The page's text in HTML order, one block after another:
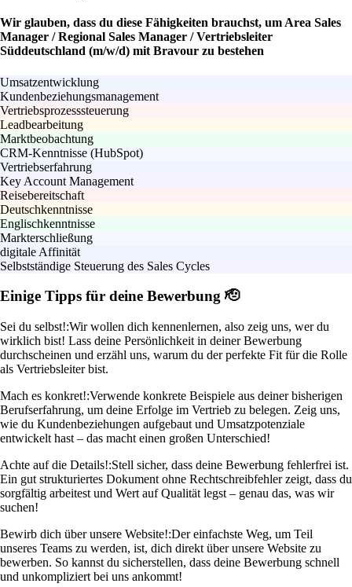
Wir glauben, dass du diese Fähigkeiten brauchst, um Area Sales
Manager / Regional Sales Manager / Vertriebsleiter
Süddeutschland (m/w/d) mit Bravour zu bestehen
Umsatzentwicklung
Kundenbeziehungsmanagement
Vertriebsprozesssteuerung
Leadbearbeitung
Marktbeobachtung
CRM-Kenntnisse (HubSpot)
Vertriebserfahrung
Key Account Management
Reisebereitschaft
Deutschkenntnisse
Englischkenntnisse
Markterschließung
digitale Affinität
Selbstständige Steuerung des Sales Cycles
Einige Tipps für deine Bewerbung 🫡
Sei du selbst!:Wir wollen dich kennenlernen, also zeig uns, wer du
wirklich bist! Lass deine Persönlichkeit in deiner Bewerbung
durchscheinen und erzähl uns, warum du der perfekte Fit für die Rolle
als Vertriebsleiter bist.
Mach es konkret!:Verwende konkrete Beispiele aus deiner bisherigen
Berufserfahrung, um deine Erfolge im Vertrieb zu belegen. Zeig uns,
wie du Kundenbeziehungen aufgebaut und Umsatzpotenziale
entwickelt hast – das macht einen großen Unterschied!
Achte auf die Details!:Stell sicher, dass deine Bewerbung fehlerfrei ist.
Ein gut strukturiertes Dokument ohne Rechtschreibfehler zeigt, dass du
sorgfältig arbeitest und Wert auf Qualität legst – genau das, was wir
suchen!
Bewirb dich über unsere Website!:Der einfachste Weg, um Teil
unseres Teams zu werden, ist, dich direkt über unsere Website zu
bewerben. So kannst du sicherstellen, dass deine Bewerbung schnell
und unkompliziert bei uns ankommt!